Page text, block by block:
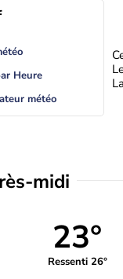
Heure
météo
midi
23°
Ressenti 26°